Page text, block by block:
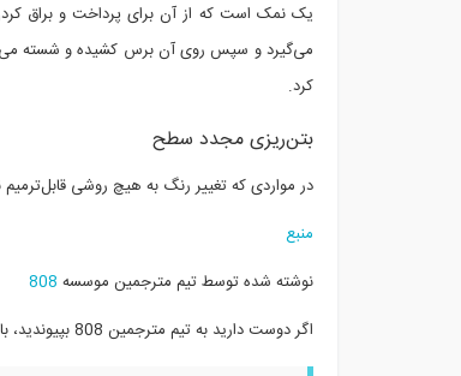
می‌گیرد و سپس روی آن برس کشیده و شسته
کرد.
بتن‌ریزی مجدد سطح
در مواردی که تغییر رنگ به هیچ روشی
منبع
نوشته شده توسط تیم مترجمین موسسه 808
اگر دوست دارید به تیم مترجمین 808 بپیوندید، با ما